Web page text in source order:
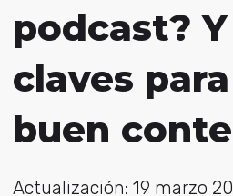
podcast? Y
claves
buen
Actualización: 19 marzo